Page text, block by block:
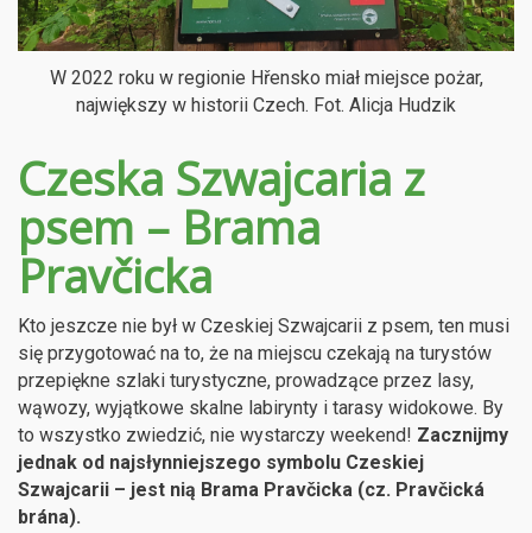
W 2022 roku w regionie Hřensko miał miejsce pożar,
największy w historii Czech. Fot. Alicja Hudzik
Czeska Szwajcaria z
psem – Brama
Pravčicka
Kto jeszcze nie był w Czeskiej Szwajcarii z psem, ten musi
się przygotować na to, że na miejscu czekają na turystów
przepiękne szlaki turystyczne, prowadzące przez lasy,
wąwozy, wyjątkowe skalne labirynty i tarasy widokowe. By
to wszystko zwiedzić, nie wystarczy weekend! Zacznijmy
jednak od najsłynniejszego symbolu Czeskiej
Szwajcarii – jest nią Brama Pravčicka (cz. Pravčická
brána).